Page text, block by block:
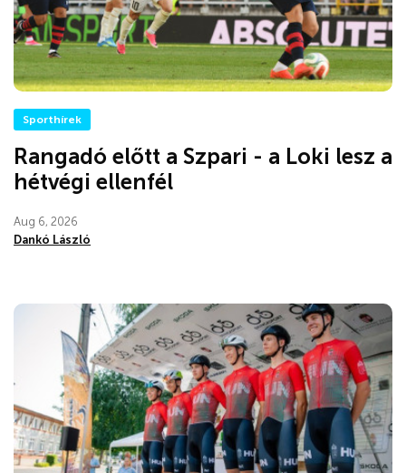
Sporthírek
Rangadó előtt a Szpari - a Loki lesz a
hétvégi ellenfél
Aug 6, 2026
Dankó László